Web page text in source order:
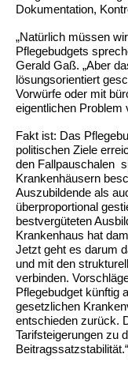
Dokumentation,
„Natürlich müssen
Pflegebudgets
Gerald Gaß. „Aber
lösungsorientiert
Vorwürfe oder mit
eigentlichen Problem
Fakt ist: Das
politischen Ziele
den Fallpauschalen
Krankenhäusern
Auszubildende als
überproportional
bestvergüteten
Krankenhaus hat
Jetzt geht es darum
und mit den
verbinden.
Pflegebudget künftig
gesetzlichen
entschieden zurück.
Tarifsteigerungen zu